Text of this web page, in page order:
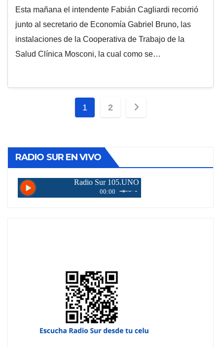
Esta mañana el intendente Fabián Cagliardi recorrió
junto al secretario de Economía Gabriel Bruno, las
instalaciones de la Cooperativa de Trabajo de la
Salud Clínica Mosconi, la cual como se…
Paginación
entradas
1 2
RADIO SUR EN VIVO